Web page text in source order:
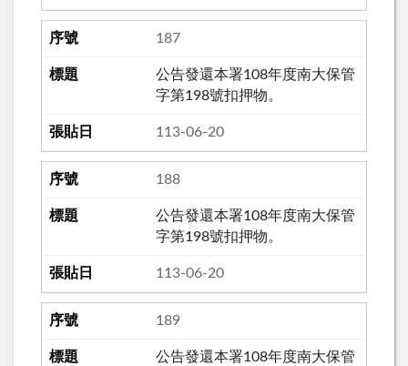
187
公告發還本署108年度南大保管
字第198號扣押物。
113-06-20
188
公告發還本署108年度南大保管
字第198號扣押物。
113-06-20
189
公告發還本署108年度南大保管